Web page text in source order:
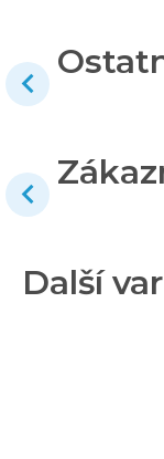
Další